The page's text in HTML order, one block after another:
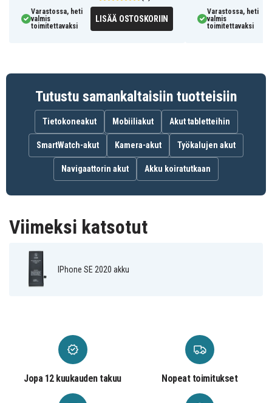
CE-merkitty ja täyttää eurooppalaiset määräykset ja
ohjeet.
mobiilikorjaukseen valtuutetussa korjaamossa voit
säästää useita satoja kruunuja. Joten hyödynnä
tilaisuus tehdä kuten monet muutkin - vaihda akku
edullisesti itse jo tänään!
Ominaisuudet:
Akun kapasiteetti: 1821 mAh
Merkki: Sign
Varastossa, heti
valmis
toimitettavaksi
LISÄÄ OSTOSKORIIN
Varastossa, heti
valmis
toimitettavaksi
Tutustu samankaltaisiin tuotteisiin
Tietokoneakut Mobiiliakut Akut tabletteihin
SmartWatch-akut Kamera-akut Työkalujen akut
Navigaattorin akut Akku koiratutkaan
Viimeksi katsotut
IPhone SE 2020 akku
Jopa 12 kuukauden takuu Nopeat toimitukset